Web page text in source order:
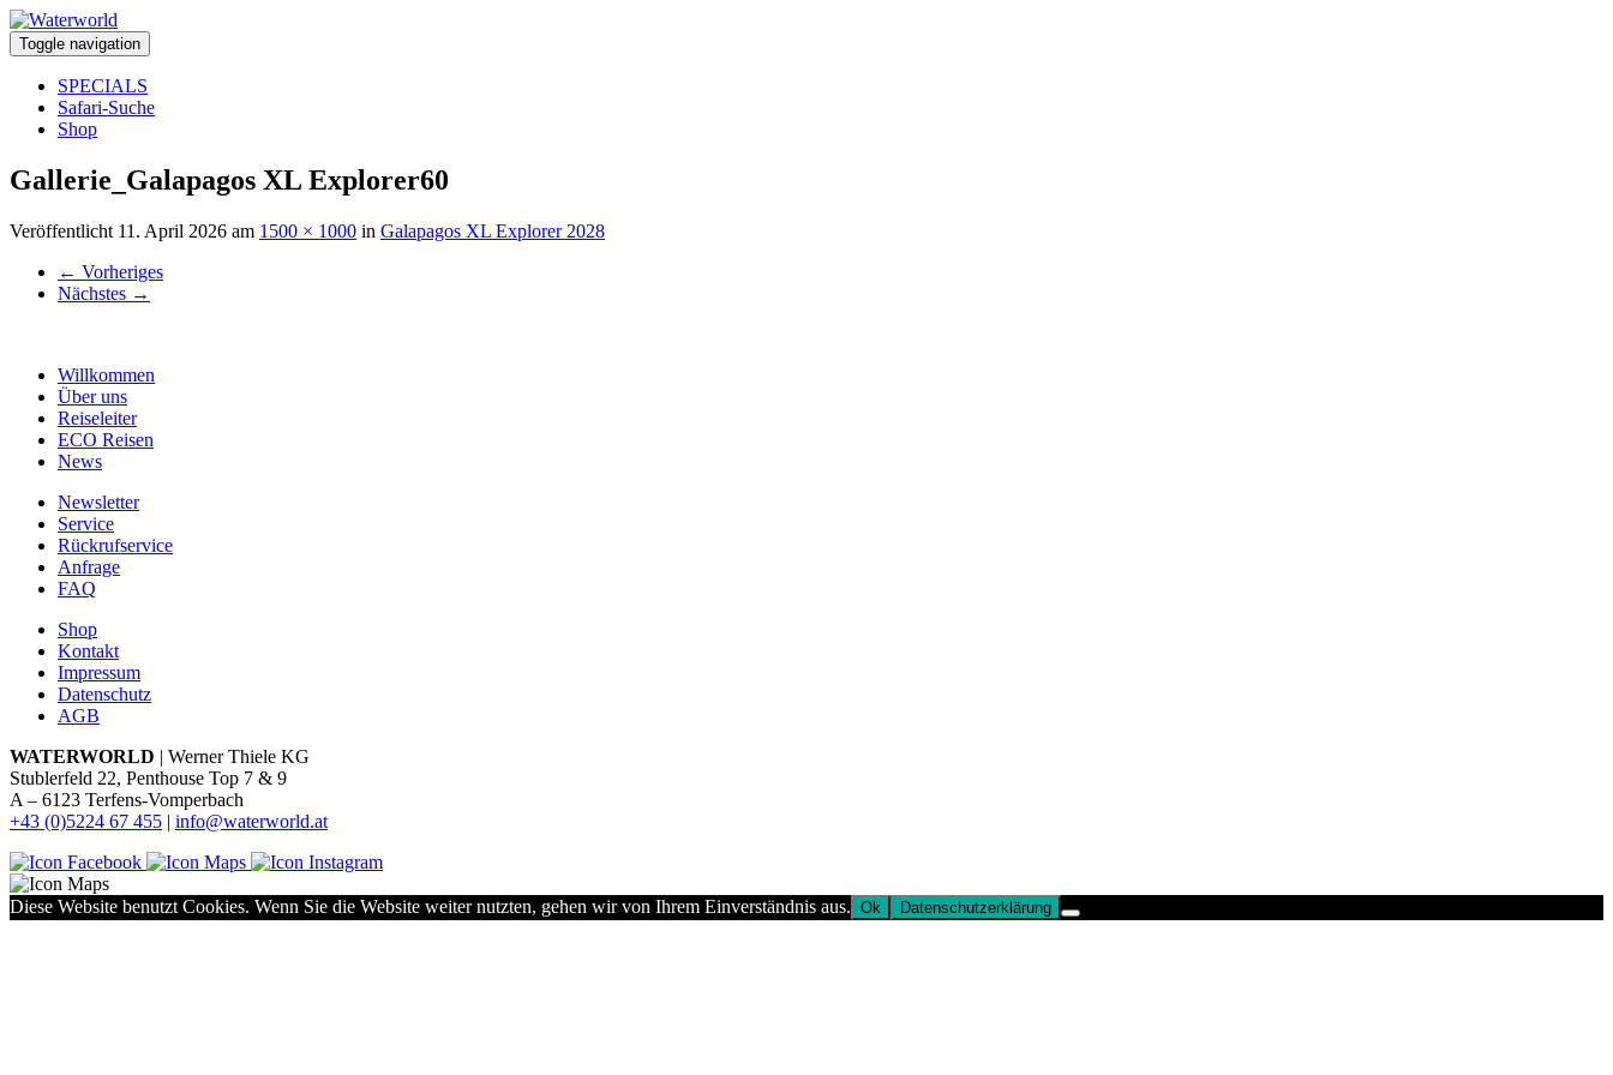
Toggle navigation
SPECIALS
Safari-Suche
Shop
Gallerie_Galapagos XL Explorer60
Veröffentlicht 11. April 2026 am 1500 × 1000 in Galapagos XL Explorer 2028
← Vorheriges
Nächstes →
Willkommen
Über uns
Reiseleiter
ECO Reisen
News
Newsletter
Service
Rückrufservice
Anfrage
FAQ
Shop
Kontakt
Impressum
Datenschutz
AGB
WATERWORLD | Werner Thiele KG
Stublerfeld 22, Penthouse Top 7 & 9
A – 6123 Terfens-Vomperbach
+43 (0)5224 67 455 | info@waterworld.at
Diese Website benutzt Cookies. Wenn Sie die Website weiter nutzten, gehen wir von Ihrem Einverständnis aus. Ok Datenschutzerklärung